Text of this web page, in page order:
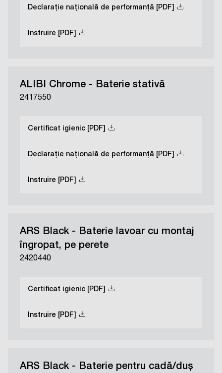
Declarație națională de performanță [PDF]
Instruire [PDF]
ALIBI Chrome - Baterie stativă
2417550
Certificat igienic [PDF]
Declarație națională de performanță [PDF]
Instruire [PDF]
ARS Black - Baterie lavoar cu montaj
îngropat, pe perete
2420440
Certificat igienic [PDF]
Instruire [PDF]
ARS Black - Baterie pentru cadă/duș